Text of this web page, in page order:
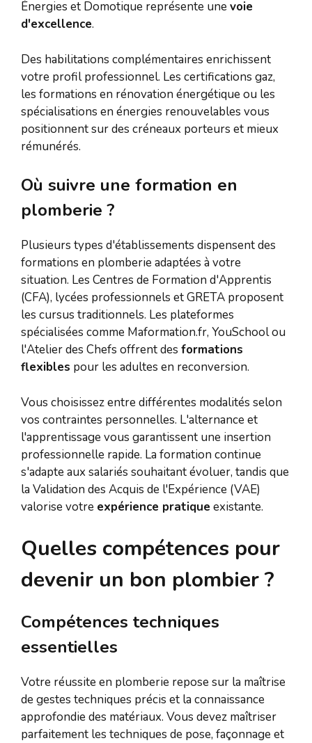
Énergies et Domotique représente unevoie
d'excellence.
Des habilitations complémentaires enrichissent
votre profil professionnel. Les certifications gaz,
les formations en rénovation énergétique ou les
spécialisations en énergies renouvelables vous
positionnent sur des créneaux porteurs et mieux
rémunérés.
Où suivre une formation en
plomberie ?
Plusieurs types d'établissements dispensent des
formations en plomberie adaptées à votre
situation. Les Centres de Formation d'Apprentis
(CFA), lycées professionnels et GRETA proposent
les cursus traditionnels. Les plateformes
spécialisées comme Maformation.fr, YouSchool ou
l'Atelier des Chefs offrent des formations
flexibles pour les adultes en reconversion.
Vous choisissez entre différentes modalités selon
vos contraintes personnelles. L'alternance et
l'apprentissage vous garantissent une insertion
professionnelle rapide. La formation continue
s'adapte aux salariés souhaitant évoluer, tandis que
la Validation des Acquis de l'Expérience (VAE)
valorise votre expérience pratique existante.
Quelles compétences pour
devenir un bon plombier ?
Compétences techniques
essentielles
Votre réussite en plomberie repose sur la maîtrise
de gestes techniques précis et la connaissance
approfondie des matériaux. Vous devez maîtriser
parfaitement les techniques de pose, façonnage et